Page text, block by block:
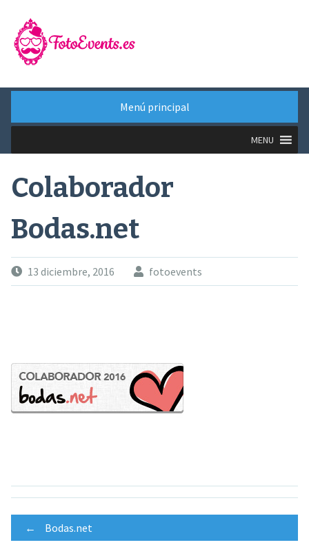
contenido
Menú principal
MENU
Colaborador
Bodas.net
13 diciembre, 2016 fotoevents
Navegación
← Bodas.net